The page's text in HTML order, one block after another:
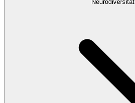
Neurodiversität